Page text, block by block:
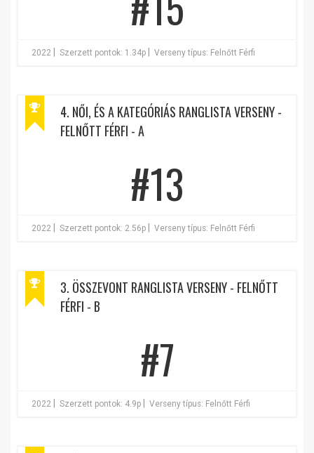
2022 Szerzett pontok: 1.34p Verseny típus: Felnőtt Férfi
4. NŐI, ÉS A KATEGÓRIÁS RANGLISTA VERSENY -
FELNŐTT FÉRFI - A
#13
2022 Szerzett pontok: 2.56p Verseny típus: Felnőtt Férfi
3. ÖSSZEVONT RANGLISTA VERSENY - FELNŐTT
FÉRFI - B
#7
2022 Szerzett pontok: 4.9p Verseny típus: Felnőtt Férfi